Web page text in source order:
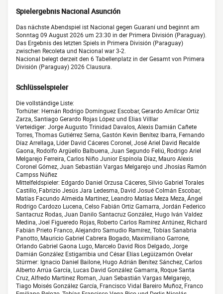
Spielergebnis Nacional Asunción
Das nächste Abendspiel ist Nacional gegen Guaraní und beginnt am
Sonntag 09 August 2026 um 23:30 in der Primera División (Paraguay).
Das Ergebnis des letzten Spiels in Primera División (Paraguay)
zwischen Recoleta und Nacional war 3-2.
Nacional belegt derzeit den 6 Tabellenplatz in der Gesamt von Primera
División (Paraguay) 2026 Clausura.
Schlüsselspieler
Die vollständige Liste:
Torhüter: Hernán Rodrigo Domínguez Escobar, Gerardo Amílcar Ortiz
Zarza, Santiago Gerardo Rojas López und Elias Villlar
Verteidiger: Jorge Augusto Trinidad Davalos, Alexis Damián Cañete
Torres, Thomas Gutiérrez Serna, Gastón Kevin Benítez Ibarra, Fernando
Díaz Arrellaga, Líder David Cáceres Coronel, José Ariel David Recalde
Gaona, Rodolfo Argüello Balbuena, Juan Segundo Feliú, Rodrigo Ariel
Melgarejo Ferreira, Carlos Niño Junior Espínola Díaz, Mauro Alexis
Coronel Gómez, Juan Sebastián Vargas Melgarejo und Jhosías Ramón
Campss Núñez
Mittelfeldspieler: Edgardo Daniel Orzusa Cáceres, Silvio Gabriel Torales
Castillo, Fabrizio Jesús Jara Ledesma, David Josué Colmán Escobar,
Matías Facundo Almeida Martínez, Leandro Matías Meza Meza, Ángel
Rodrigo Cardozo Lucena, Celso Fabián Ortiz Gamarra, Jordán Federico
Santacruz Rodas, Juan Danilo Santacruz González, Hugo Iván Valdez
Medina, Joel Figueredo Rojas, Roberto Carlos Ramírez Antúnez, Richard
Fabián Prieto Franco, Alejandro Samudio Ramírez, Tobías Sanabria
Panotto, Mauricio Gabriel Cabrera Bogado, Maximiliano Garrone,
Orlando Gabriel Gaona Lugo, Marcelo David Rios Delgado, Jorge
Damián González Estigarribia und César Elías Legüizamón Ovelar
Stürmer: Ignacio Daniel Bailone, Hugo Adrián Benítez Sánchez, Carlos
Alberto Arrúa García, Lucas David González Gamarra, Roque Santa
Cruz, Alfredo Martinez Roman, Juan Sebastián Vargas Melgarejo,
Tiago Moisés González García, Francisco Vidal Bareiro Muñoz, Franco